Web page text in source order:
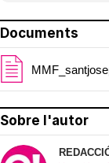
Documents
Sobre l'autor